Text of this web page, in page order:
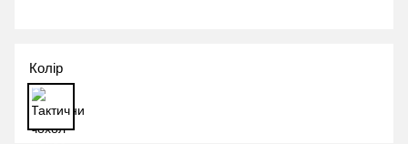
Колір